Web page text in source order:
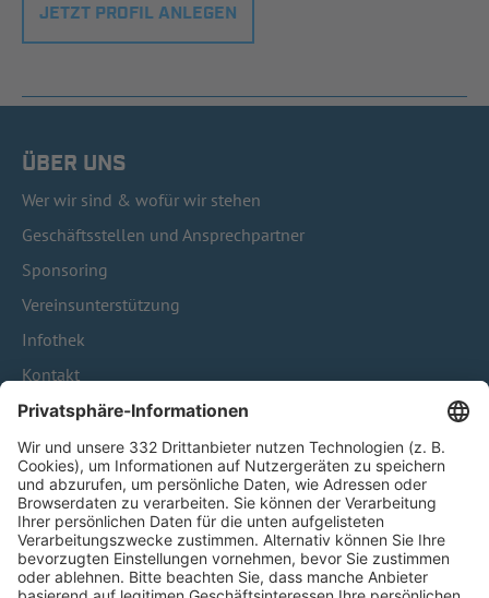
JETZT PROFIL ANLEGEN
ÜBER UNS
Wer wir sind & wofür wir stehen
Geschäftsstellen und Ansprechpartner
Sponsoring
Vereinsunterstützung
Infothek
Kontakt
HÄUFIG BESUCHTE SEITEN
Pässe und Vereinswechsel
Trainerausbildung
Schulungsangebot Vereinsmitarbeiter
BFV-Geschäftsstellen